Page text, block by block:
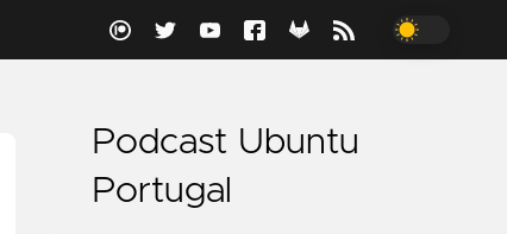
Podcast Ubuntu
Portugal